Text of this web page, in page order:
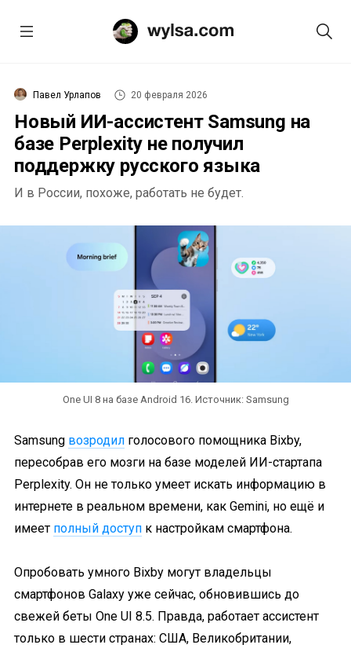
Павел Урлапов 20 февраля 2026
Новый ИИ-ассистент Samsung на
базе Perplexity не получил
поддержку русского языка
И в России, похоже, работать не будет.
One UI 8 на базе Android 16. Источник: Samsung
Samsung возродил голосового помощника Bixby,
пересобрав его мозги на базе моделей ИИ-стартапа
Perplexity. Он не только умеет искать информацию в
интернете в реальном времени, как Gemini, но ещё и
имеет полный доступ к настройкам смартфона.
Опробовать умного Bixby могут владельцы
смартфонов Galaxy уже сейчас, обновившись до
свежей беты One UI 8.5. Правда, работает ассистент
только в шести странах: США, Великобритании,